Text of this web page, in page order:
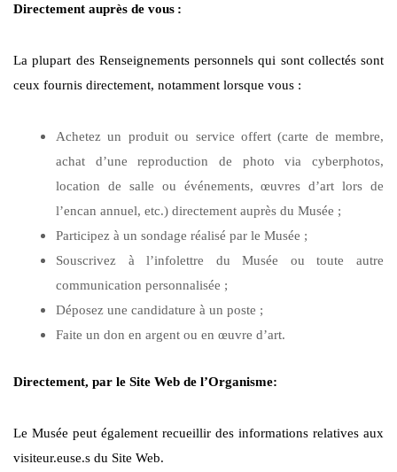
Directement auprès de vous :
La plupart des Renseignements personnels qui sont collectés sont
ceux fournis directement, notamment lorsque vous :
Achetez un produit ou service offert (carte de membre,
achat d’une reproduction de photo via cyberphotos,
location de salle ou événements, œuvres d’art lors de
l’encan annuel, etc.) directement auprès du Musée ;
Participez à un sondage réalisé par le Musée ;
Souscrivez à l’infolettre du Musée ou toute autre
communication personnalisée ;
Déposez une candidature à un poste ;
Faite un don en argent ou en œuvre d’art.
Directement, par le Site Web de l’Organisme:
Le Musée peut également recueillir des informations relatives aux
visiteur.euse.s du Site Web.